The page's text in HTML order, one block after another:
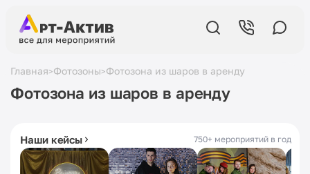
Главная>Фотозоны>Фотозона из шаров в аренду
Фотозона из шаров в аренду
5,0в Яндексе
430+ отзывов
19 летна рынке
с 2007 года
Наши кейсы 750+ мероприятий в год